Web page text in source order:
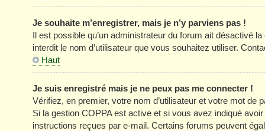
Je souhaite m’enregistrer, mais je n’y parviens pas !
Il est possible qu’un administrateur du forum ait désactivé
interdit le nom d’utilisateur que vous souhaitez utiliser.
Haut
Je suis enregistré mais je ne peux pas me connecter !
Vérifiez, en premier, votre nom d’utilisateur et votre mot de
Si la gestion COPPA est active et si vous avez indiqué
instructions reçues par e-mail. Certains forums peuvent